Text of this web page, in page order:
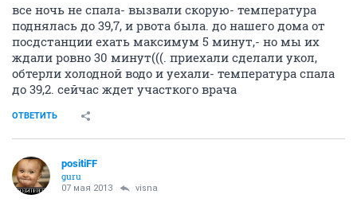
все ночь не спала- вызвали скорую- температура
поднялась до 39,7, и рвота была. до нашего дома от
посдстанции ехать максимум 5 минут,- но мы их
ждали ровно 30 минут(((. приехали сделали укол,
обтерли холодной водо и уехали- температура спала
до 39,2. сейчас ждет участкого врача
ОТВЕТИТЬ
positiFF
guru
07 мая 2013 visna